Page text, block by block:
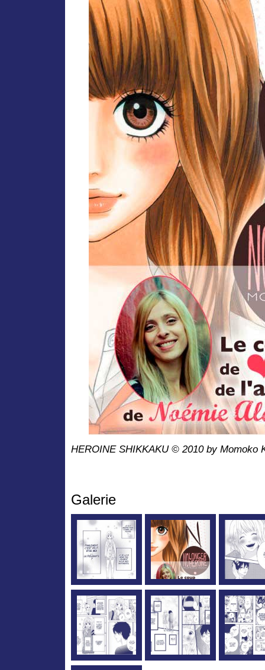
HEROINE SHIKKAKU © 2010 by Momoko
Galerie